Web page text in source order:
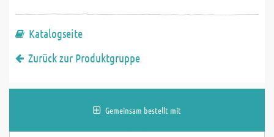
Katalogseite
Zurück zur Produktgruppe
Gemeinsam bestellt mit